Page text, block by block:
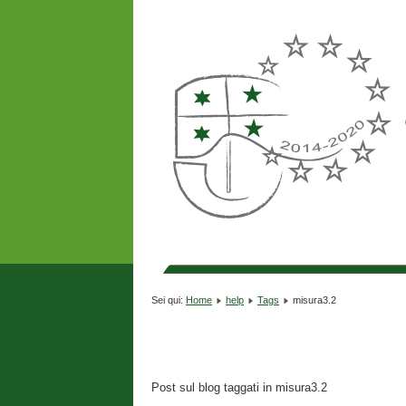
Sei qui: Home help Tags misura3.2
Post sul blog taggati in misura3.2